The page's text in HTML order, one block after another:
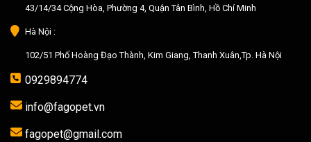
43/14/34 Cộng Hòa, Phường 4, Quận Tân Bình, Hồ Chí Minh
Hà Nội :
102/51 Phố Hoàng Đạo Thành, Kim Giang, Thanh Xuân,Tp. Hà Nội
0929894774
info@fagopet.vn
fagopet@gmail.com